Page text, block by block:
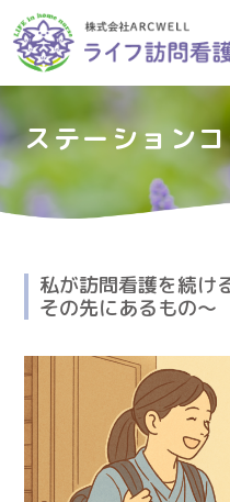
ステーション
私が訪問看護を続け
その先にあるもの〜